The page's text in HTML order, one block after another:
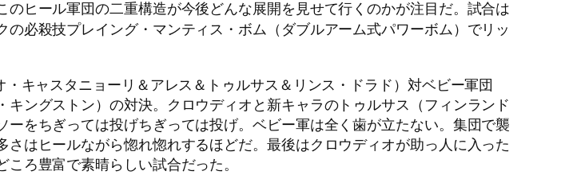
ヒール軍団の二重構造が今後どんな展開を見せて行くのかが注目だ。試合は
必殺技プレイング・マンティス・ボム（ダブルアーム式パワーボム）でリッ
キャスタニョーリ＆アレス＆トゥルサス＆リンス・ドラド）対ベビー軍団
ングストン）の対決。クロウディオと新キャラのトゥルサス（フィンランド
をちぎっては投げちぎっては投げ。ベビー軍は全く歯が立たない。集団で襲
はヒールながら惚れ惚れするほどだ。最後はクロウディオが助っ人に入った
ろ豊富で素晴らしい試合だった。